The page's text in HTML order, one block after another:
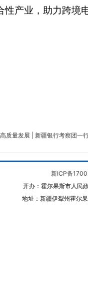
性产业，助力跨境
质量发展 | 新疆银行考察团一
新ICP备
开办：霍尔果斯市人民
地址：新疆伊犁州霍